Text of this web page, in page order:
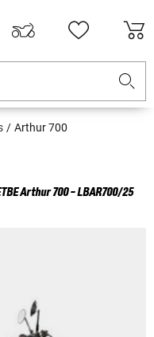
Arthur 700
Arthur 700 - LBAR700/25